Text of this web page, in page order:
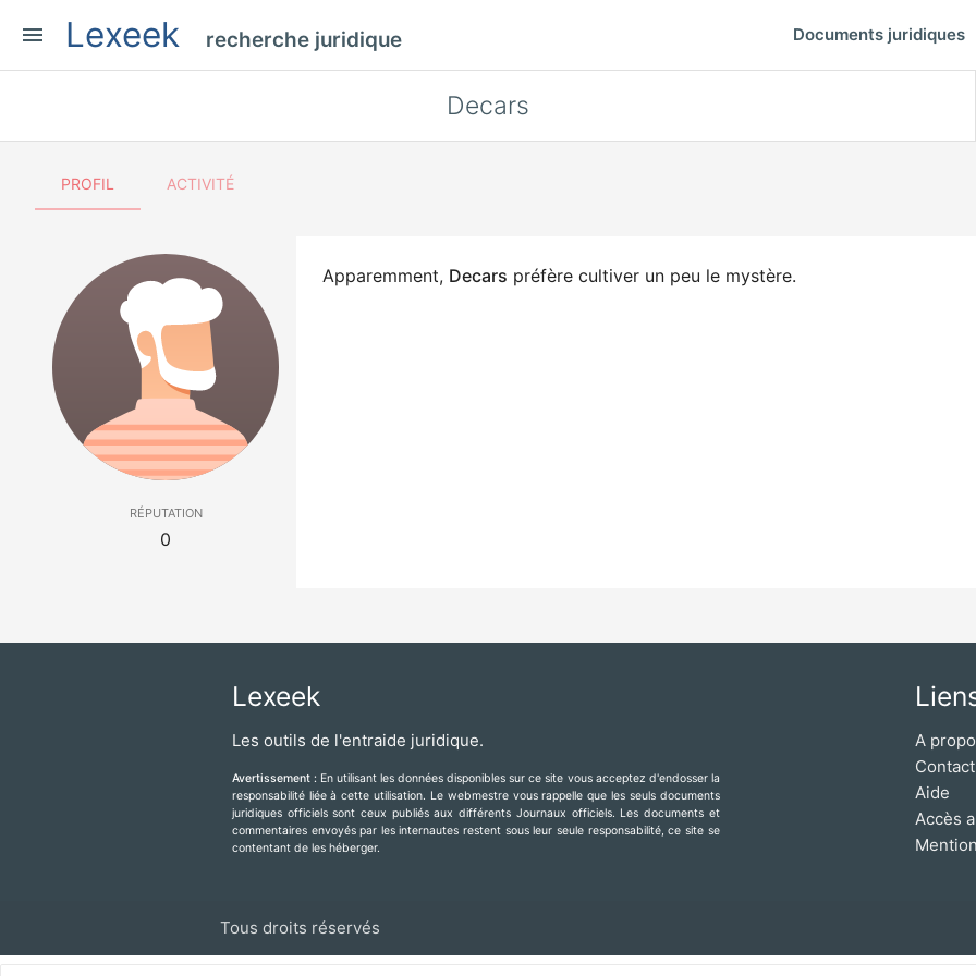
menu Lexeek recherche juridique Documents juridiques
Decars
PROFIL ACTIVITÉ
réputation
0
Apparemment, Decars préfère cultiver un peu le mystère.
Lexeek
Les outils de l'entraide juridique.
Avertissement : En utilisant les données disponibles sur ce site vous acceptez d'endosser la
responsabilité liée à cette utilisation. Le webmestre vous rappelle que les seuls documents
juridiques officiels sont ceux publiés aux différents Journaux officiels. Les documents et
commentaires envoyés par les internautes restent sous leur seule responsabilité, ce site se
contentant de les héberger.
A
Contact
Aide
Accès
Tous droits réservés